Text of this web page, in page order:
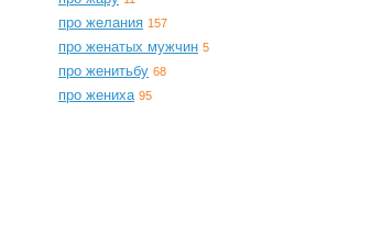
про желания 157
про женатых мужчин 5
про женитьбу 68
про жениха 95